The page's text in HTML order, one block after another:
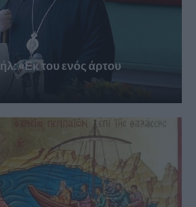
«Εκ του ενός άρτου